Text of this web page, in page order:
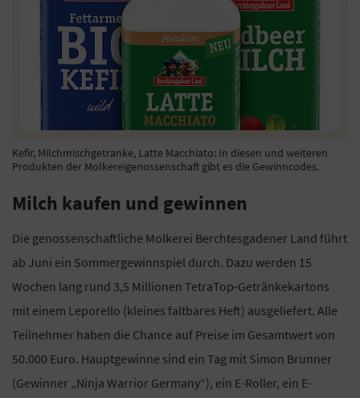
Kefir, Milchmischgetränke, Latte Macchiato: In diesen und weiteren
Produkten der Molkereigenossenschaft gibt es die Gewinncodes.
Milch kaufen und gewinnen
Die genossenschaftliche Molkerei Berchtesgadener Land führt
ab Juni ein Sommergewinnspiel durch. Dazu werden 15
Wochen lang rund 3,5 Millionen TetraTop-Getränkekartons
mit einem Leporello (kleines faltbares Heft) ausgeliefert. Alle
Teilnehmer haben die Chance auf Preise im Gesamtwert von
50.000 Euro. Hauptgewinne sind ein Tag mit Simon Brunner
(Gewinner „Ninja Warrior Germany“), ein E-Roller, ein E-